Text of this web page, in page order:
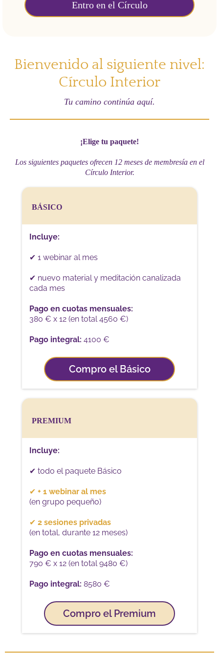
Entro en el Círculo
Bienvenido al siguiente nivel:
Círculo Interior
Tu camino continúa aquí.
¡Elige tu paquete!
Los siguientes paquetes ofrecen 12 meses de membresía en el
Círculo Interior.
BÁSICO
Incluye:
✔ 1 webinar al mes
✔ nuevo material y meditación canalizada
cada mes
Pago en cuotas mensuales:
380 € x 12 (en total 4560 €)
Pago integral: 4100 €
Compro el Básico
PREMIUM
Incluye:
✔ todo el paquete Básico
✔ + 1 webinar al mes
(en grupo pequeño)
✔ 2 sesiones privadas
(en total, durante 12 meses)
Pago en cuotas mensuales:
790 € x 12 (en total 9480 €)
Pago integral: 8580 €
Compro el Premium